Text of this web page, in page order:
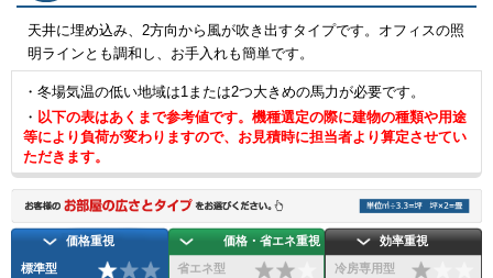
天井に埋め込み、2方向から風が吹き出すタイプです。オフィスの照
明ラインとも調和し、お手入れも簡単です。
・冬場気温の低い地域は1または2つ大きめの馬力が必要です。
・ 以下の表はあくまで参考値です。機種選定の際に建物の種類や用途
等により負荷が変わりますので、お見積時に担当者より算定させてい
ただきます。
価格重視
標準型
価格・省エネ重視
省エネ型
効率重視
冷房専用型